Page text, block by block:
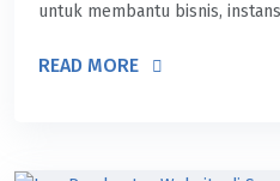
untuk membantu bisnis,
READ MORE